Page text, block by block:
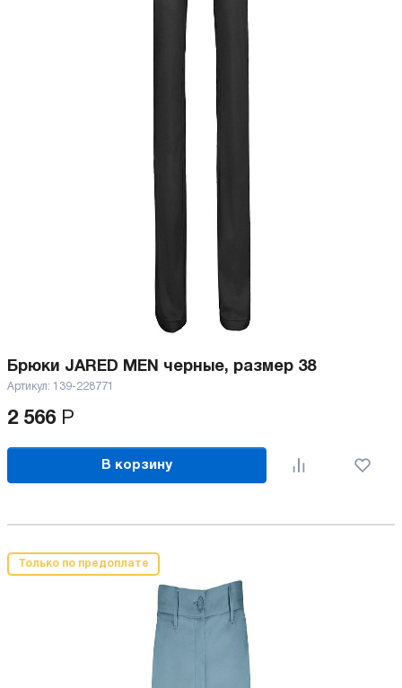
Брюки JARED MEN черные, размер 38
Артикул: 139-228771
2 566 Р
В корзину
Только по предоплате